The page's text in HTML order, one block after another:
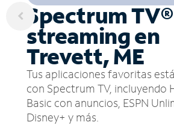
Spectrum
streaming en
Trevett, ME
Tus aplicaciones favoritas
con Spectrum TV, incluyendo
Basic con anuncios, ESPN
Disney+ y más.